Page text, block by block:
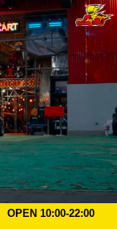
OPEN 10:00-22:00